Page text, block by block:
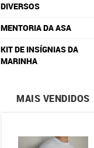
DIVERSOS
MENTORIA DA ASA
KIT DE INSÍGNIAS DA
MARINHA
MAIS VENDIDOS